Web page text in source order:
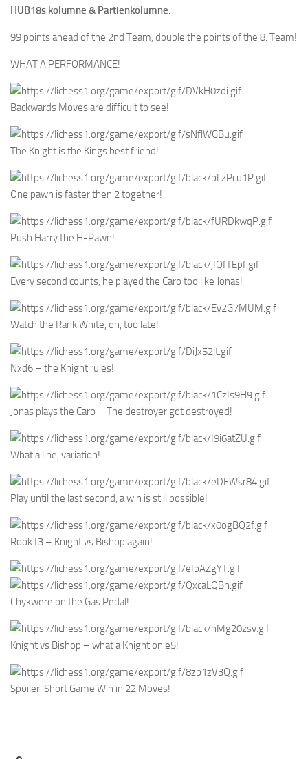
HUB18s kolumne & Partienkolumne:
99 points ahead of the 2nd Team, double the points of the 8. Team!
WHAT A PERFORMANCE!
Backwards Moves are difficult to see!
The Knight is the Kings best friend!
One pawn is faster then 2 together!
Push Harry the H-Pawn!
Every second counts, he played the Caro too like Jonas!
Watch the Rank White, oh, too late!
Nxd6 – the Knight rules!
Jonas plays the Caro – The destroyer got destroyed!
What a line, variation!
Play until the last second, a win is still possible!
Rook f3 – Knight vs Bishop again!
Chykwere on the Gas Pedal!
Knight vs Bishop – what a Knight on e5!
Spoiler: Short Game Win in 22 Moves!